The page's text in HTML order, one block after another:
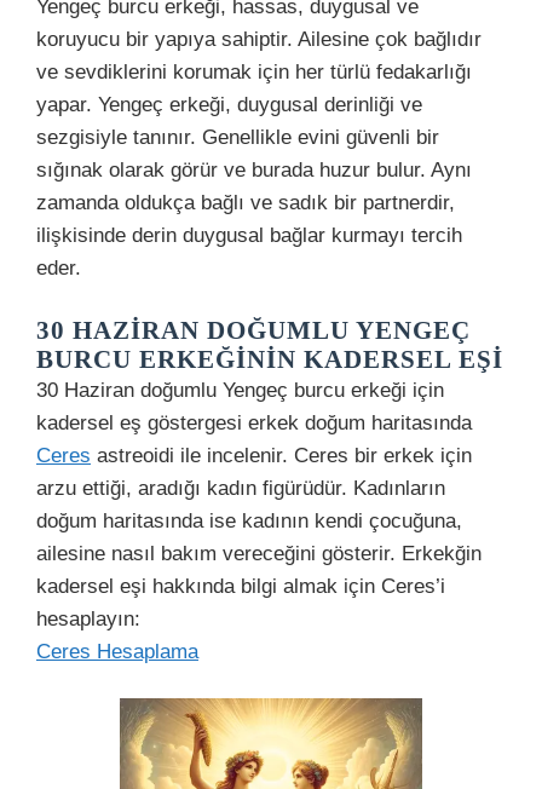
Yengeç burcu erkeği, hassas, duygusal ve
koruyucu bir yapıya sahiptir. Ailesine çok bağlıdır
ve sevdiklerini korumak için her türlü fedakarlığı
yapar. Yengeç erkeği, duygusal derinliği ve
sezgisiyle tanınır. Genellikle evini güvenli bir
sığınak olarak görür ve burada huzur bulur. Aynı
zamanda oldukça bağlı ve sadık bir partnerdir,
ilişkisinde derin duygusal bağlar kurmayı tercih
eder.
30 HAZIRAN DOĞUMLU YENGEÇ
BURCU ERKEĞININ KADERSEL EŞI
30 Haziran doğumlu Yengeç burcu erkeği için
kadersel eş göstergesi erkek doğum haritasında
Ceres astreoidi ile incelenir. Ceres bir erkek için
arzu ettiği, aradığı kadın figürüdür. Kadınların
doğum haritasında ise kadının kendi çocuğuna,
ailesine nasıl bakım vereceğini gösterir. Erkekğin
kadersel eşi hakkında bilgi almak için Ceres’i
hesaplayın:
Ceres Hesaplama